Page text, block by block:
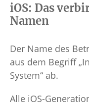
iOS: Das
Namen
Der Name des
aus dem Begriff
System“ ab.
Alle iOS-